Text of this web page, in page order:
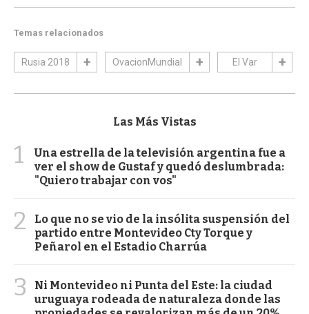
Temas relacionados
Rusia 2018 OvacionMundial El Var
Las Más Vistas
1
Una estrella de la televisión argentina fue a
ver el show de Gustaf y quedó deslumbrada:
"Quiero trabajar con vos"
2
Lo que no se vio de la insólita suspensión del
partido entre Montevideo Cty Torque y
Peñarol en el Estadio Charrúa
3
Ni Montevideo ni Punta del Este: la ciudad
uruguaya rodeada de naturaleza donde las